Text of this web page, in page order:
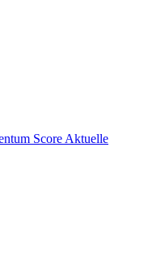
Score Aktuelle